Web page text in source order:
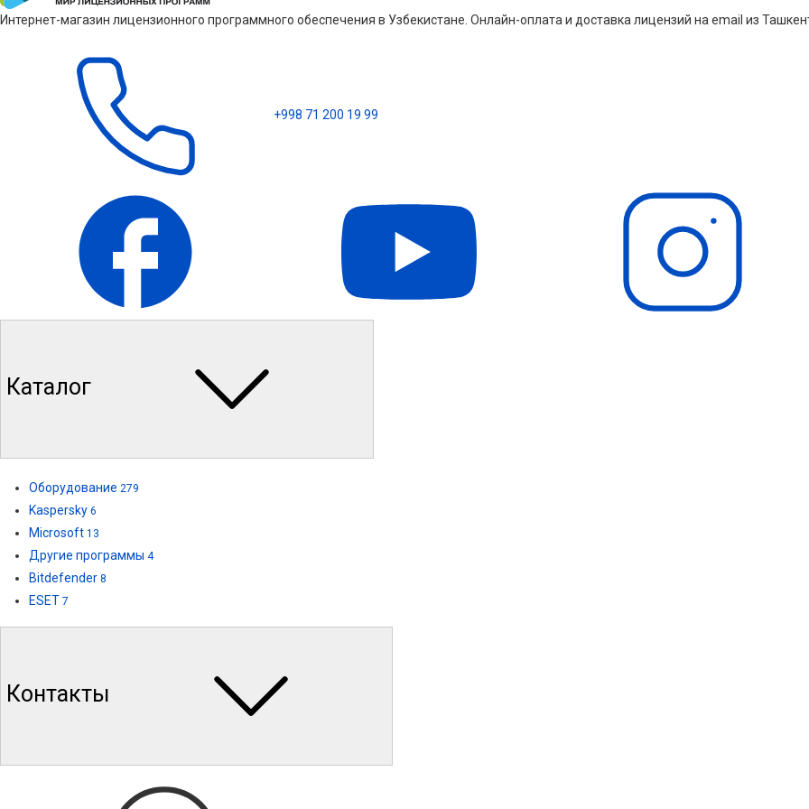
Интернет-магазин лицензионного программного обеспечения в Узбекистане. Онлайн-оплата и доставка лицензий на email из
+998 71 200 19 99
Каталог
Оборудование 279
Kaspersky 6
Microsoft 13
Другие программы 4
Bitdefender 8
ESET 7
Контакты